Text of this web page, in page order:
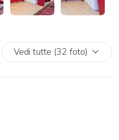
Vedi tutte (32 foto)